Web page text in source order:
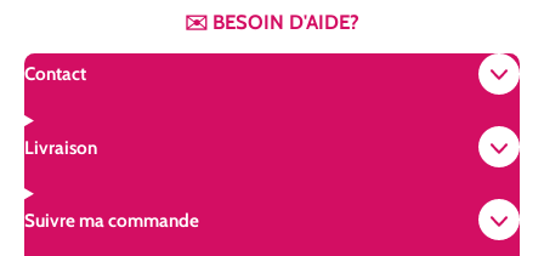
✉️ BESOIN D'AIDE?
Contact
Livraison
Suivre ma commande